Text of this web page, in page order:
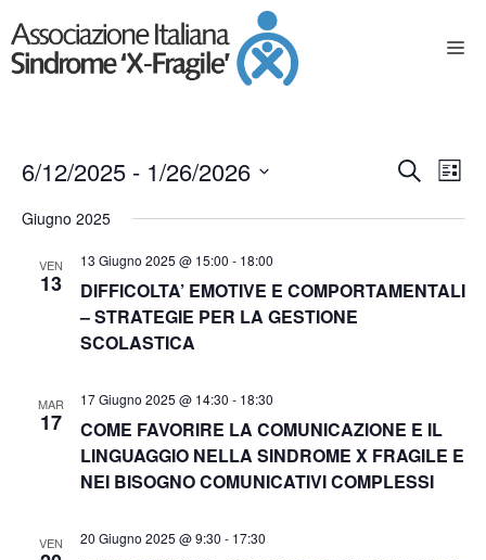
E
v
n
R
i
C
r
a
E
v
n
s
L
a
6/12/2025 - 1/26/2026
e
Giugno 2025
VEN
13
13 Giugno 2025 @ 15:00 - 18:00
DIFFICOLTA’ EMOTIVE E COMPORTAMENTALI
– STRATEGIE PER LA GESTIONE
SCOLASTICA
MAR
17
17 Giugno 2025 @ 14:30 - 18:30
COME FAVORIRE LA COMUNICAZIONE E IL
LINGUAGGIO NELLA SINDROME X FRAGILE E
NEI BISOGNO COMUNICATIVI COMPLESSI
VEN 20 Giugno 2025 @ 9:30 - 17:30